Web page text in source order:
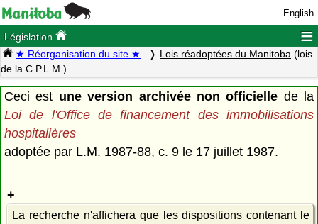
English
Législation ≡
★ Réorganisation du site ★ Lois réadoptées du Manitoba (lois
de la C.P.L.M.)
Ceci est une version archivée non officielle de la
Loi de l'Office de financement des immobilisations
hospitalières
adoptée par L.M. 1987-88, c. 9 le 17 juillet 1987.
La recherche n'affichera que les dispositions contenant le